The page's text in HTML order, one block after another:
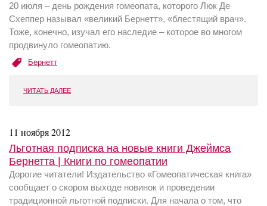
20 июля – день рождения гомеопата, которого Люк Де
Схеппер называл «великий Бернетт», «блестящий врач».
Тоже, конечно, изучал его наследие – которое во многом
продвинуло гомеопатию.
Бернетт
ЧИТАТЬ ДАЛЕЕ
11 ноября 2012
Льготная подписка на новые книги Джеймса
Бернетта | Книги по гомеопатии
Дорогие читатели! Издательство «Гомеопатическая книга»
сообщает о скором выходе новинок и проведении
традиционной льготной подписки. Для начала о том, что